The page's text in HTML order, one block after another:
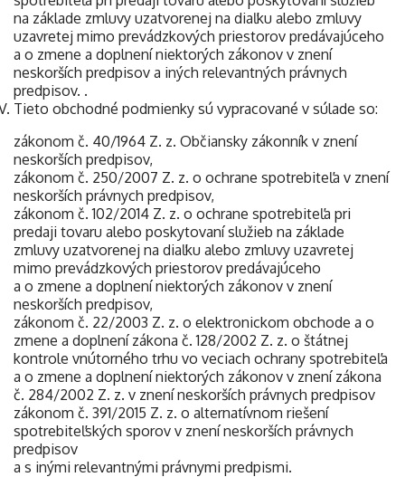
na základe zmluvy uzatvorenej na diaľku alebo zmluvy
uzavretej mimo prevádzkových priestorov predávajúceho
a o zmene a doplnení niektorých zákonov v znení
neskorších predpisov a iných relevantných právnych
predpisov. .
Tieto obchodné podmienky sú vypracované v súlade so:
zákonom č. 40/1964 Z. z. Občiansky zákonník v znení
neskorších predpisov,
zákonom č. 250/2007 Z. z. o ochrane spotrebiteľa v znení
neskorších právnych predpisov,
zákonom č. 102/2014 Z. z. o ochrane spotrebiteľa pri
predaji tovaru alebo poskytovaní služieb na základe
zmluvy uzatvorenej na diaľku alebo zmluvy uzavretej
mimo prevádzkových priestorov predávajúceho
a o zmene a doplnení niektorých zákonov v znení
neskorších predpisov,
zákonom č. 22/2003 Z. z. o elektronickom obchode a o
zmene a doplnení zákona č. 128/2002 Z. z. o štátnej
kontrole vnútorného trhu vo veciach ochrany spotrebiteľa
a o zmene a doplnení niektorých zákonov v znení zákona
č. 284/2002 Z. z. v znení neskorších právnych predpisov
zákonom č. 391/2015 Z. z. o alternatívnom riešení
spotrebiteľských sporov v znení neskorších právnych
predpisov
a s inými relevantnými právnymi predpismi.